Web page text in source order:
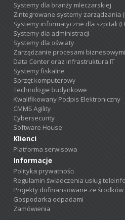
Systemy dla branży mleczarskiej
Zintegrowane systemy zarządzania
Systemy informatyczne dla szpitali
Systemy dla administracji
Systemy dla oświaty
Zarządzanie procesami
Data Center oraz infrastruktura IT
Systemy fiskalne
Sprzęt komputerowy
Technologie budynkowe
Kwalifikowany Podpis Elektroniczny
CMMS Agility
Cybersecurity
Software House
Klienci
Platforma serwisowa
Informacje
Polityka prywatności
Regulamin świadczenia usług
Projekty dofinansowane ze środków
Gospodarka odpadami
Zamówienia